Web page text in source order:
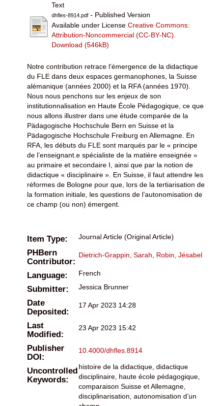
Text
dhfles-8914.pdf - Published Version
Available under License Creative Commons:
Attribution-Noncommercial (CC-BY-NC)
Download (546kB)
Notre contribution retrace l’émergence de la didactique
du FLE dans deux espaces germanophones, la Suisse
alémanique (années 2000) et la RFA (années 1970).
Nous nous penchons sur les enjeux de son
institutionnalisation en Haute École Pédagogique, ce que
nous allons illustrer dans une étude comparée de la
Pädagogische Hochschule Bern en Suisse et la
Pädagogische Hochschule Freiburg en Allemagne. En
RFA, les débuts du FLE sont marqués par le « principe
de l’enseignant.e spécialiste de la matière enseignée »
au primaire et secondaire I, ainsi que par la notion de
didactique « disciplinaire ». En Suisse, il faut attendre les
réformes de Bologne pour que, lors de la tertiarisation de
la formation initiale, les questions de l’autonomisation de
ce champ (ou non) émergent.
Item Type: Journal Article (Original Article)
PHBern
Contributor:
Dietrich-Grappin, Sarah Robin, Jésabel
Language: French
Submitter: Jessica Brunner
Date
Deposited:
17 Apr 2023 14:28
Last
Modified:
23 Apr 2023 15:42
Publisher
DOI:
10.4000/dhfles.8914
Uncontrolled
Keywords:
histoire de la didactique, didactique
disciplinaire, haute école pédagogique,
comparaison Suisse et Allemagne,
disciplinarisation, autonomisation d’un